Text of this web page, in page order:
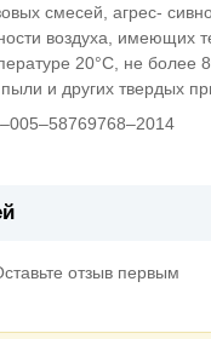
смесей, агрес-
воздуха, имеющих
20°С, не
и других твердых
отзыв первым